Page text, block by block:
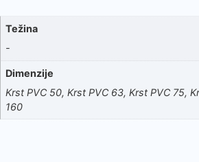
Težina
-
Dimenzije
Krst PVC 50, Krst PVC 63, Krst PVC 75,
160